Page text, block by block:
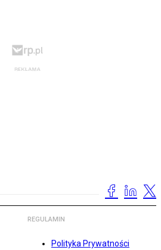
REGULAMIN
Polityka Prywatności